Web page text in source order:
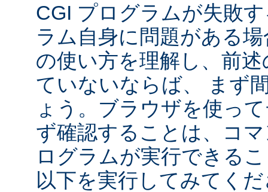
CGI プログラムが失敗
ラム自身に問題がある
の使い方を理解し、前
ていないならば、 まず
ょう。ブラウザを使っ
ず確認することは、コ
ログラムが実行できる
以下を実行してみてく